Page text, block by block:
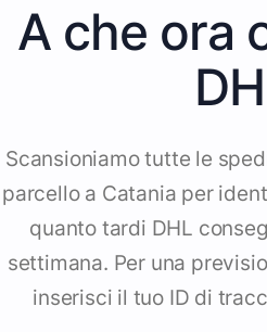
A che ora
Scansioniamo tutte le
parcello a Catania per
quanto tardi DHL
settimana. Per una
inserisci il tuo ID di